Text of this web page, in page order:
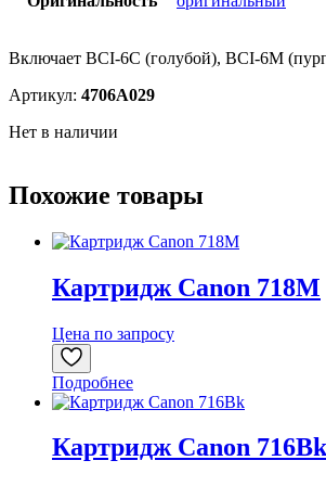
Включает BCI-6C (голубой), BCI-6M
Артикул: 4706A029
Нет в наличии
Похожие товары
Картридж Canon 718M
Цена по запросу
Подробнее
Картридж Canon 716Bk